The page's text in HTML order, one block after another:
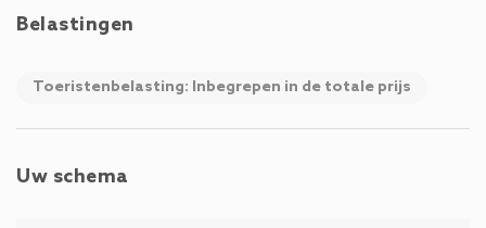
Belastingen
Toeristenbelasting: Inbegrepen in de totale prijs
Uw schema